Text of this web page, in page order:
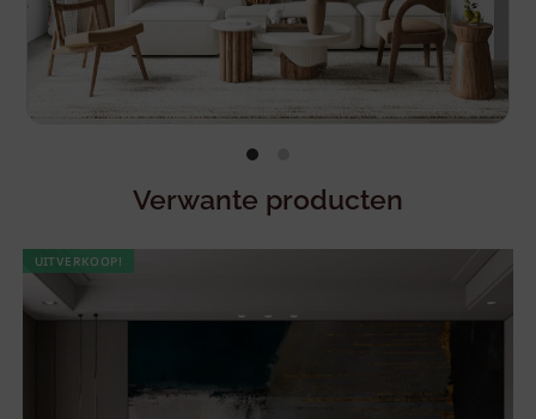
Verwante producten
UITVERKOOP!